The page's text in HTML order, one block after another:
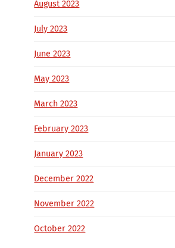
August 2023
July 2023
June 2023
May 2023
March 2023
February 2023
January 2023
December 2022
November 2022
October 2022